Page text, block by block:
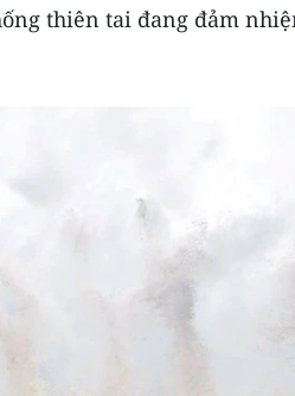
thiên tai đang đảm